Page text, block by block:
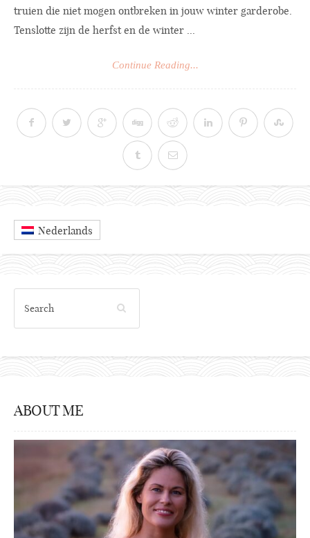
truien die niet mogen ontbreken in jouw winter garderobe.
Tenslotte zijn de herfst en de winter ...
Continue Reading...
Nederlands
ABOUT ME